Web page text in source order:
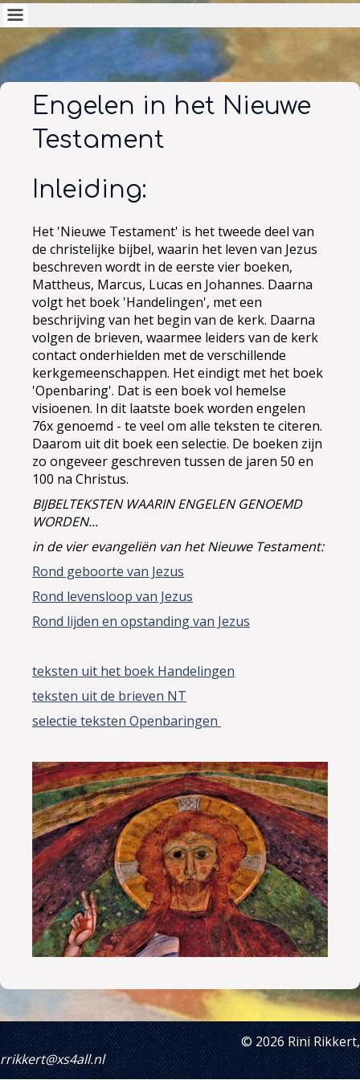
Engelen in het Nieuwe
Testament
Inleiding:
Het 'Nieuwe Testament' is het tweede deel van
de christelijke bijbel, waarin het leven van Jezus
beschreven wordt in de eerste vier boeken,
Mattheus, Marcus, Lucas en Johannes. Daarna
volgt het boek 'Handelingen', met een
beschrijving van het begin van de kerk. Daarna
volgen de brieven, waarmee leiders van de kerk
contact onderhielden met de verschillende
kerkgemeenschappen. Het eindigt met het boek
'Openbaring'. Dat is een boek vol hemelse
visioenen. In dit laatste boek worden engelen
76x genoemd - te veel om alle teksten te citeren.
Daarom uit dit boek een selectie. De boeken zijn
zo ongeveer geschreven tussen de jaren 50 en
100 na Christus.
BIJBELTEKSTEN WAARIN ENGELEN GENOEMD
WORDEN...
in de vier evangeliën van het Nieuwe Testament:
Rond geboorte van Jezus
Rond levensloop van Jezus
Rond lijden en opstanding van Jezus
teksten uit het boek Handelingen
teksten uit de brieven NT
selectie teksten Openbaringen
© 2026 Rini Rikkert,
rrikkert@xs4all.nl